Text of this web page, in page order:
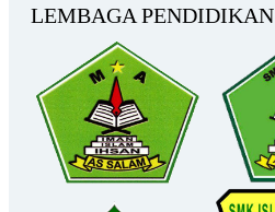
LEMBAGA PENDIDIKAN